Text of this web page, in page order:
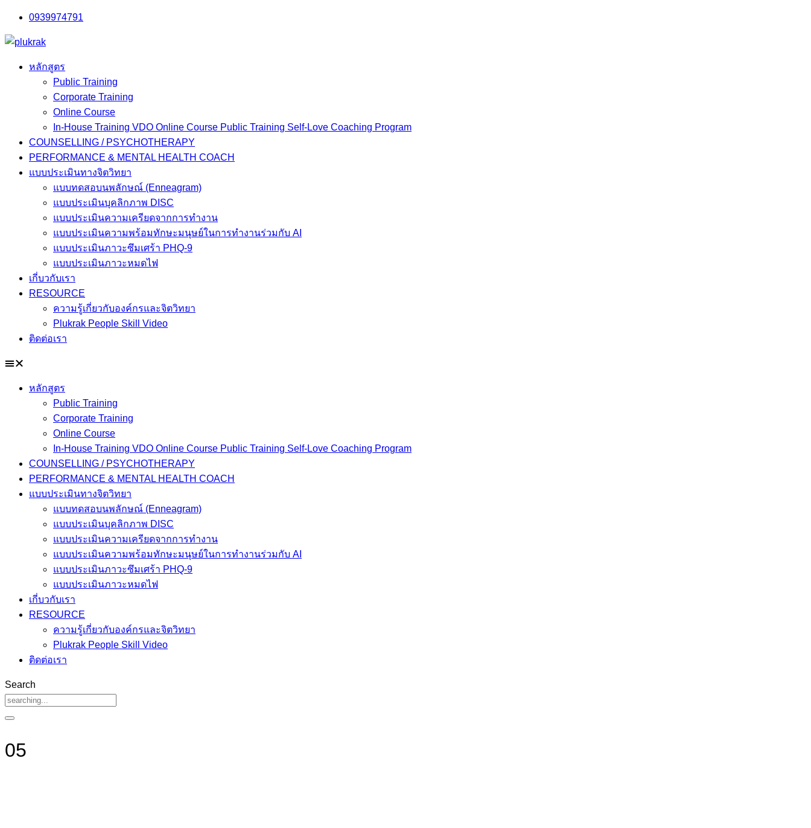
Skip
content
0939974791
หลักสูตร
Public Training
Corporate Training
Online Course
In-House Training VDO Online Course Public Training Self-Love Coaching Program
COUNSELLING / PSYCHOTHERAPY
PERFORMANCE & MENTAL HEALTH COACH
แบบประเมินทางจิตวิทยา
แบบทดสอบนพลักษณ์ (Enneagram)
แบบประเมินบุคลิกภาพ DISC
แบบประเมินความเครียดจากการทำงาน
แบบประเมินความพร้อมทักษะมนุษย์ในการทำงานร่วมกับ AI
แบบประเมินภาวะซึมเศร้า PHQ-9
แบบประเมินภาวะหมดไฟ
เกี่บวกับเรา
RESOURCE
ความรู้เกี่ยวกับองค์กรและจิตวิทยา
Plukrak People Skill Video
ติดต่อเรา
หลักสูตร
Public Training
Corporate Training
Online Course
In-House Training VDO Online Course Public Training Self-Love Coaching Program
COUNSELLING / PSYCHOTHERAPY
PERFORMANCE & MENTAL HEALTH COACH
แบบประเมินทางจิตวิทยา
แบบทดสอบนพลักษณ์ (Enneagram)
แบบประเมินบุคลิกภาพ DISC
แบบประเมินความเครียดจากการทำงาน
แบบประเมินความพร้อมทักษะมนุษย์ในการทำงานร่วมกับ AI
แบบประเมินภาวะซึมเศร้า PHQ-9
แบบประเมินภาวะหมดไฟ
เกี่บวกับเรา
RESOURCE
ความรู้เกี่ยวกับองค์กรและจิตวิทยา
Plukrak People Skill Video
ติดต่อเรา
Search
05